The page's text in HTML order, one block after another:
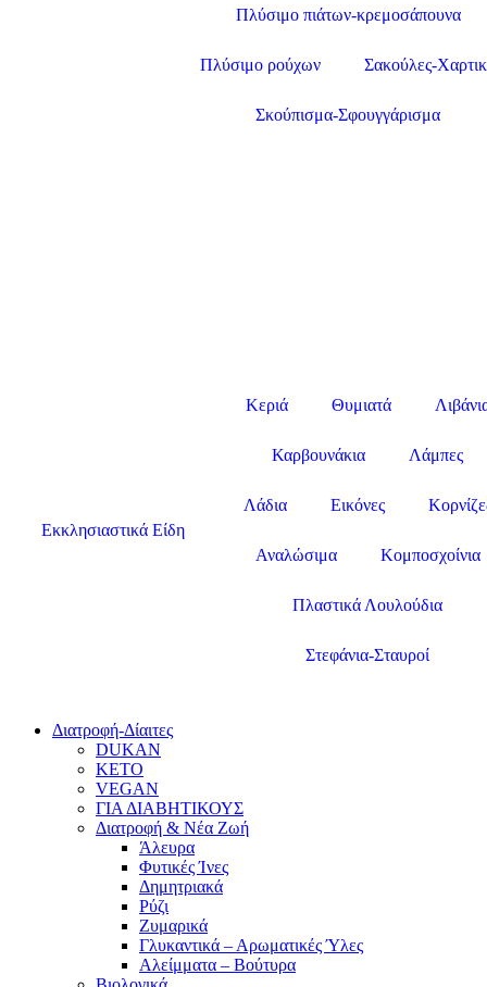
Πλύσιμο πιάτων-κρεμοσάπουνα
Πλύσιμο ρούχων Σακούλες-
Σκούπισμα-Σφουγγάρισμα
Εκκλησιαστικά Είδη
Κεριά Θυμιατά
Καρβουνάκια Λάμπες
Λάδια Εικόνες
Αναλώσιμα Κομποσχοίνια
Πλαστικά Λουλούδια
Στεφάνια-Σταυροί
Διατροφή-Δίαιτες
DUKAN
KETO
VEGAN
ΓΙΑ ΔΙΑΒΗΤΙΚΟΥΣ
Διατροφή & Νέα Ζωή
Άλευρα
Φυτικές Ίνες
Δημητριακά
Ρύζι
Ζυμαρικά
Γλυκαντικά – Αρωματικές Ύλες
Αλείμματα – Βούτυρα